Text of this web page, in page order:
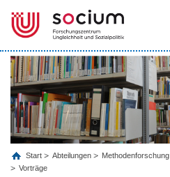
Start Abteilungen Methodenforschung
Vorträge